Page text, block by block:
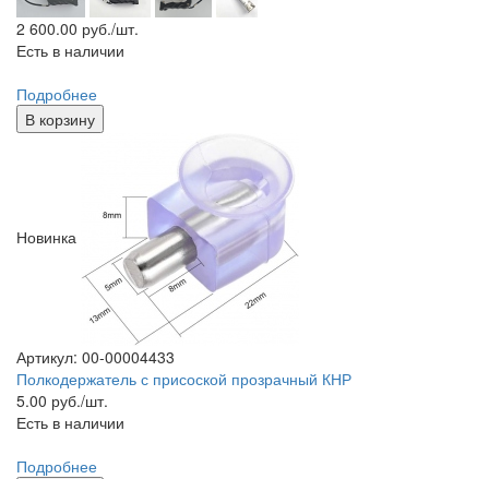
2 600.00 руб./шт.
Есть в наличии
Подробнее
В корзину
Новинка
Артикул: 00-00004433
Полкодержатель с присоской прозрачный КНР
5.00 руб./шт.
Есть в наличии
Подробнее